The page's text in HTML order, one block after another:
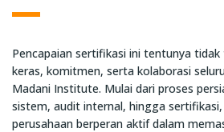
Pencapaian sertifikasi ini tentunya
keras, komitmen, serta kolaborasi
Madani Institute. Mulai dari proses
sistem, audit internal, hingga
perusahaan berperan aktif dalam